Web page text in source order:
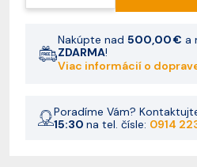
Nakúpte nad 500,00 € a
ZDARMA!
Viac informácií o
Poradíme Vám?
15:30 na tel. čísle: 0914